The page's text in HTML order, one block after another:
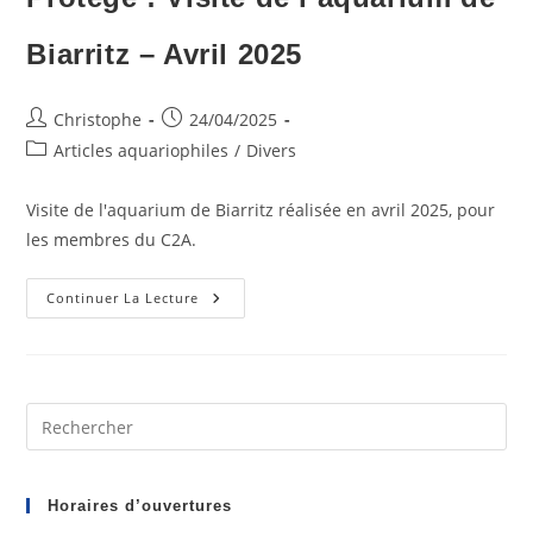
Biarritz – Avril 2025
Auteur/autrice
de
Christophe
Publication
publiée :
24/04/2025
PostArticles aquariophiles / Divers
Visite de l'aquarium de Biarritz réalisée en avril 2025, pour
les membres du C2A.
Continuer La Lecture Protégé :
Visite
–
Horaires d’ouvertures